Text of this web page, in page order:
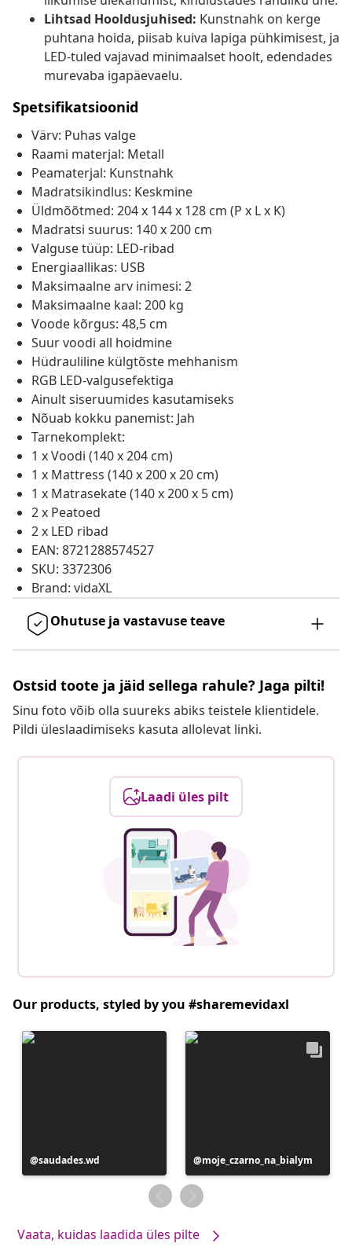
Lihtsad Hooldusjuhised: Kunstnahk on kerge
puhtana hoida, piisab kuiva lapiga pühkimisest, ja
LED-tuled vajavad minimaalset hoolt, edendades
murevaba igapäevaelu.
Spetsifikatsioonid
Värv: Puhas valge
Raami materjal: Metall
Peamaterjal: Kunstnahk
Madratsikindlus: Keskmine
Üldmõõtmed: 204 x 144 x 128 cm (P x L x K)
Madratsi suurus: 140 x 200 cm
Valguse tüüp: LED-ribad
Energiaallikas: USB
Maksimaalne arv inimesi: 2
Maksimaalne kaal: 200 kg
Voode kõrgus: 48,5 cm
Suur voodi all hoidmine
Hüdrauliline külgtõste mehhanism
RGB LED-valgusefektiga
Ainult siseruumides kasutamiseks
Nõuab kokku panemist: Jah
Tarnekomplekt:
1 x Voodi (140 x 204 cm)
1 x Mattress (140 x 200 x 20 cm)
1 x Matrasekate (140 x 200 x 5 cm)
2 x Peatoed
2 x LED ribad
EAN: 8721288574527
SKU: 3372306
Brand: vidaXL
Ohutuse ja vastavuse teave
Ostsid toote ja jäid sellega rahule? Jaga pilti!
Sinu foto võib olla suureks abiks teistele klientidele.
Pildi üleslaadimiseks kasuta allolevat linki.
Laadi üles pilt
Our products, styled by you #sharemevidaxl
Postitus
avaldatud
saudades.wd
Postitus
avaldatud
moje_czarno_na_bialym
Vaata, kuidas laadida üles pilte